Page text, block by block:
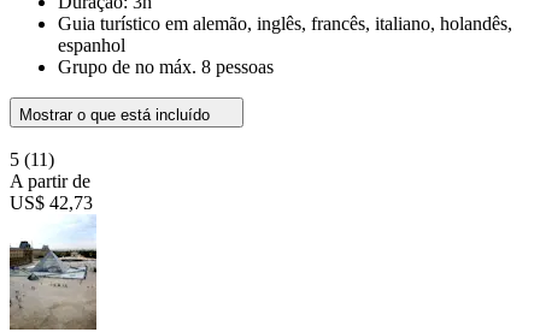
Guia turístico em alemão, inglês, francês, italiano, holandês,
espanhol
Grupo de no máx. 8 pessoas
Mostrar o que está incluído
5 (11)
A partir de
US$ 42,73